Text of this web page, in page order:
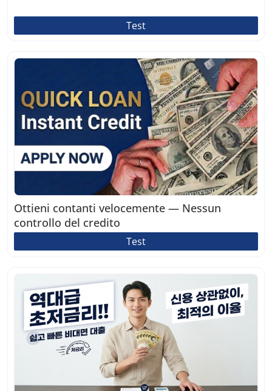
Test
Ottieni contanti velocemente — Nessun
controllo del credito
Test